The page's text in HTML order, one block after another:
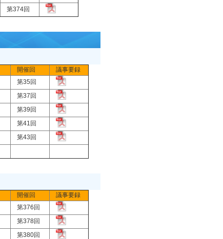
第374回
開催回
議事要録
第35回
第37回
第39回
第41回
第43回
開催回
議事要録
第376回
第378回
第380回